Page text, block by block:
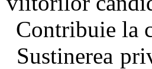
Contribuie la
Sustinerea